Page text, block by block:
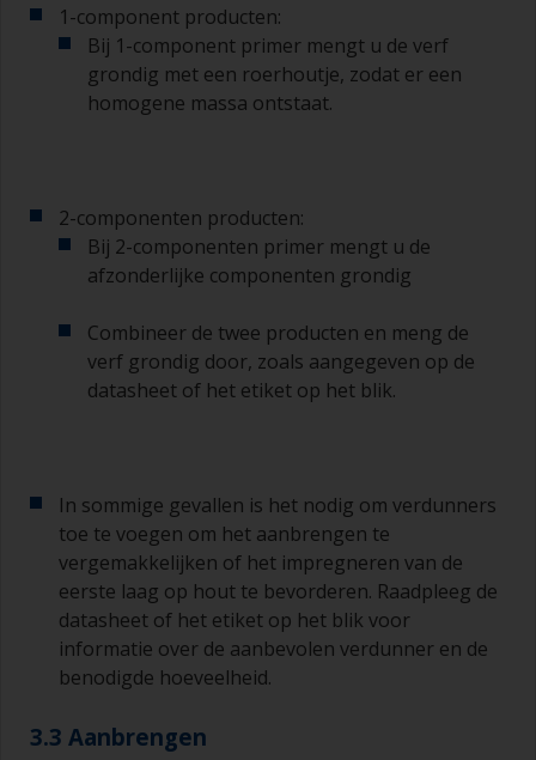
1-component producten:
Bij 1-component primer mengt u de verf
grondig met een roerhoutje, zodat er een
homogene massa ontstaat.
2-componenten producten:
Bij 2-componenten primer mengt u de
afzonderlijke componenten grondig
Combineer de twee producten en meng de
verf grondig door, zoals aangegeven op de
datasheet of het etiket op het blik.
In sommige gevallen is het nodig om verdunners
toe te voegen om het aanbrengen te
vergemakkelijken of het impregneren van de
eerste laag op hout te bevorderen. Raadpleeg de
datasheet of het etiket op het blik voor
informatie over de aanbevolen verdunner en de
benodigde hoeveelheid.
3.3 Aanbrengen